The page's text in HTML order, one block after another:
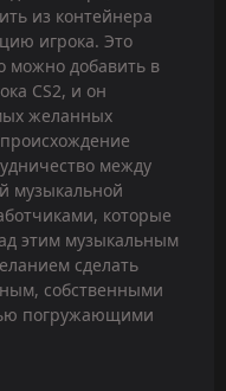
из контейнера
игрока. Это
можно добавить в
CS2, и он
желанных
между
музыкальной
которые
этим музыкальным
сделать
собственными
погружающими